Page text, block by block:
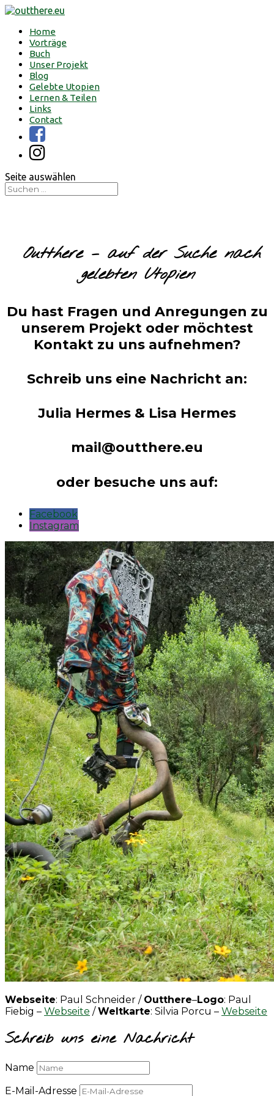
Home
Vorträge
Buch
Unser Projekt
Blog
Gelebte Utopien
Lernen & Teilen
Links
Contact
Seite auswählen
Outthere – auf der Suche nach
gelebten Utopien
Du hast Fragen und Anregungen zu
unserem Projekt oder möchtest
Kontakt zu uns aufnehmen?
Schreib uns eine Nachricht an:
Julia Hermes & Lisa Hermes
mail@outthere.eu
oder besuche uns auf:
Facebook
Instagram
Webseite: Paul Schneider / Outthere–Logo: Paul
Fiebig – Webseite /Weltkarte: Silvia Porcu – Webseite
Schreib uns eine Nachricht
Name
E-Mail-Adresse